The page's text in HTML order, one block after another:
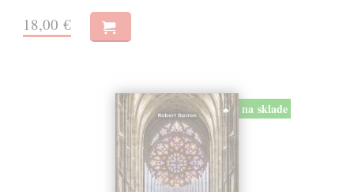
18,00 €
na sklade